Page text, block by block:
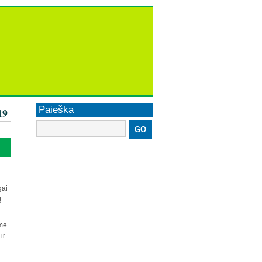
ir
Paieška